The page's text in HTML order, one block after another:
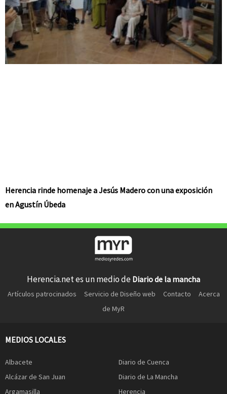
Herencia rinde homenaje a Jesús Madero con una exposición
en Agustín Úbeda
Herencia.net es un medio de Diario de la mancha
Artículos patrocinados Servicio de Diseño web Contacto
Acerca
de MyR
MEDIOS LOCALES
Albacete
Alcázar de San Juan
Argamasilla
Diario de Cuenca
Diario de La Mancha
Herencia